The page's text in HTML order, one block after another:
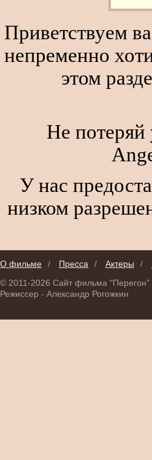
Приветствуем
непременно
этом
Не потеряй
У нас
низком
О фильме / Пресса / Актеры /
© 2011-2026 Сайт фильма "Перегон"
Режиссер - Александр Рогожкин